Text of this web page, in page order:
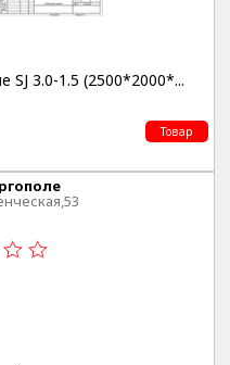
3.0-1.5 (2500*2000*...
Товар